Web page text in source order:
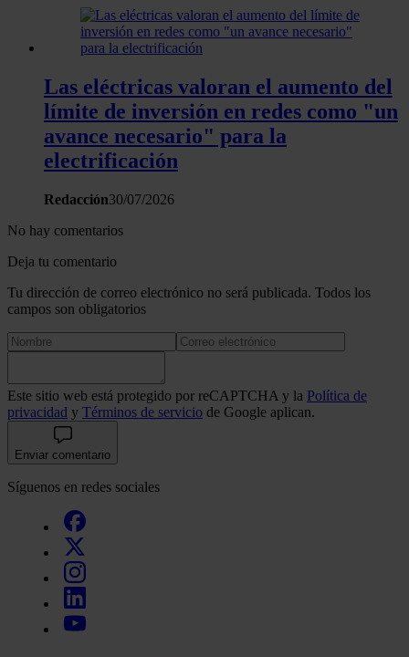
partir del uso que haya hecho de sus servicios.
Las eléctricas valoran el aumento del
límite de inversión en redes como "un
avance necesario" para la
electrificación
Redacción30/07/2026
No hay comentarios
Deja tu comentario
Tu dirección de correo electrónico no será publicada. Todos los
campos son obligatorios
Este sitio web está protegido por reCAPTCHA y la Política de
privacidad y Términos de servicio de Google aplican.
Enviar comentario
Síguenos en redes sociales